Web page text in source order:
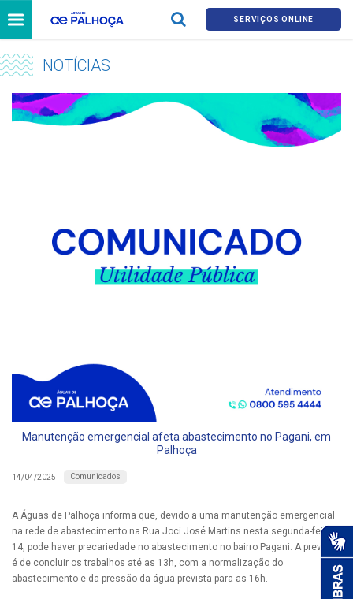
SERVIÇOS ONLINE
NOTÍCIAS
Manutenção emergencial afeta abastecimento no Pagani, em
Palhoça
14/04/2025 Comunicados
A Águas de Palhoça informa que, devido a uma manutenção emergencial
na rede de abastecimento na Rua Joci José Martins nesta segunda-feira,
14, pode haver precariedade no abastecimento no bairro Pagani. A previsão
é de concluir os trabalhos até as 13h, com a normalização do
abastecimento e da pressão da água prevista para as 16h.